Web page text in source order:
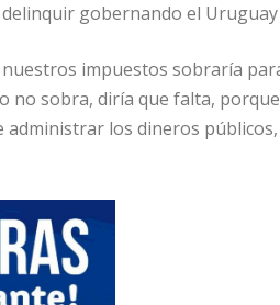
gobernando el Uruguay
impuestos sobraría
no sobra, diría que falta,
los dineros